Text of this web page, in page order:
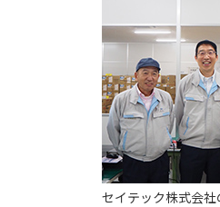
セイテック株式会社